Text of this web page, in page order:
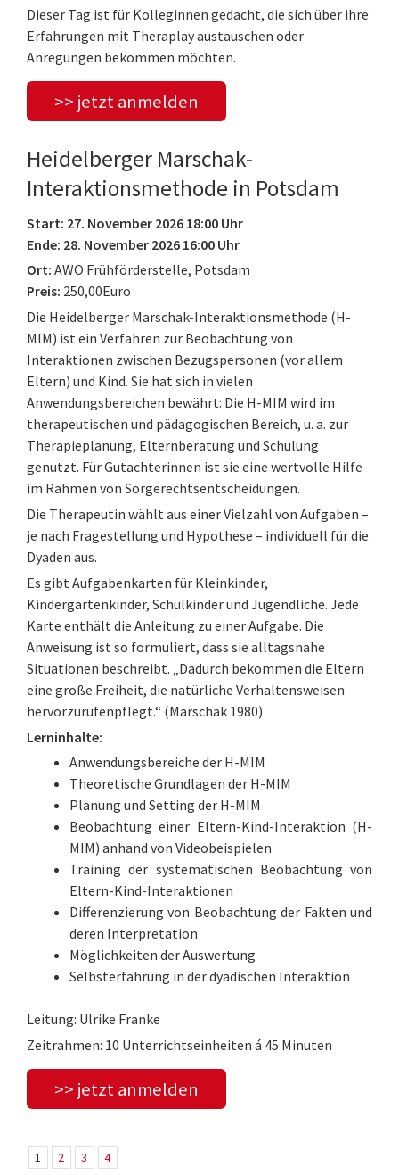
Dieser Tag ist für Kolleginnen gedacht, die sich über ihre
Erfahrungen mit Theraplay austauschen oder
Anregungen bekommen möchten.
>> jetzt anmelden
Heidelberger Marschak-
Interaktionsmethode in Potsdam
Start: 27. November 2026 18:00 Uhr
Ende: 28. November 2026 16:00 Uhr
Ort: AWO Frühförderstelle, Potsdam
Preis: 250,00Euro
Die Heidelberger Marschak-Interaktionsmethode (H-
MIM) ist ein Verfahren zur Beobachtung von
Interaktionen zwischen Bezugspersonen (vor allem
Eltern) und Kind. Sie hat sich in vielen
Anwendungsbereichen bewährt: Die H-MIM wird im
therapeutischen und pädagogischen Bereich, u. a. zur
Therapieplanung, Elternberatung und Schulung
genutzt. Für Gutachterinnen ist sie eine wertvolle Hilfe
im Rahmen von Sorgerechtsentscheidungen.
Die Therapeutin wählt aus einer Vielzahl von Aufgaben –
je nach Fragestellung und Hypothese – individuell für die
Dyaden aus.
Es gibt Aufgabenkarten für Kleinkinder,
Kindergartenkinder, Schulkinder und Jugendliche. Jede
Karte enthält die Anleitung zu einer Aufgabe. Die
Anweisung ist so formuliert, dass sie alltagsnahe
Situationen beschreibt. „Dadurch bekommen die Eltern
eine große Freiheit, die natürliche Verhaltensweisen
hervorzurufenpflegt.“ (Marschak 1980)
Lerninhalte:
Anwendungsbereiche der H-MIM
Theoretische Grundlagen der H-MIM
Planung und Setting der H-MIM
Beobachtung einer Eltern-Kind-Interaktion (H-
MIM) anhand von Videobeispielen
Training der systematischen Beobachtung von
Eltern-Kind-Interaktionen
Differenzierung von Beobachtung der Fakten und
deren Interpretation
Möglichkeiten der Auswertung
Selbsterfahrung in der dyadischen Interaktion
Leitung: Ulrike Franke
Zeitrahmen: 10 Unterrichtseinheiten á 45 Minuten
>> jetzt anmelden
1 2 3 4